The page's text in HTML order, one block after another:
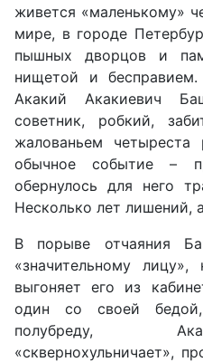
живется «маленькому»
мире, в городе
пышных дворцов и
нищетой и
Акакий Акакиевич
советник, робкий,
жалованьем
обычное событие –
обернулось для него
Несколько лет лишений,
В порыве отчаяния
«значительному
выгоняет его из
один со своей
полубреду,
«сквернохульничает»,